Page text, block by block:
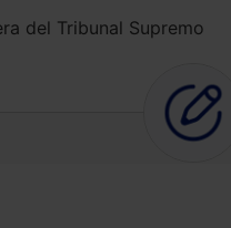
del Tribunal Supremo